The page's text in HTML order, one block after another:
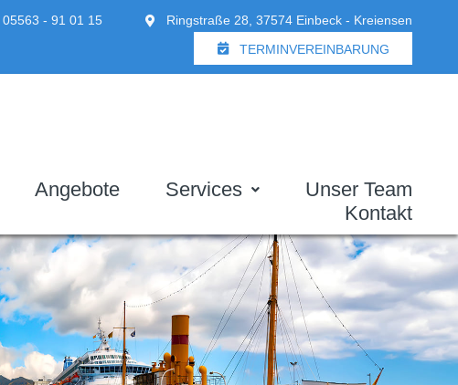
05563 - 91 01 15
Ringstraße 28, 37574 Einbeck - Kreiensen
TERMINVEREINBARUNG
Angebote Services
Unser Team
Kontakt